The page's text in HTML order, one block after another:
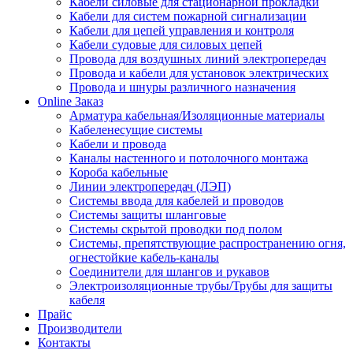
Кабели для систем пожарной сигнализации
Кабели для цепей управления и контроля
Кабели судовые для силовых цепей
Провода для воздушных линий электропередач
Провода и кабели для установок электрических
Провода и шнуры различного назначения
Online Заказ
Арматура кабельная/Изоляционные материалы
Кабеленесущие системы
Кабели и провода
Каналы настенного и потолочного монтажа
Короба кабельные
Линии электропередач (ЛЭП)
Системы ввода для кабелей и проводов
Системы защиты шланговые
Системы скрытой проводки под полом
Системы, препятствующие распространению огня,
огнестойкие кабель-каналы
Соединители для шлангов и рукавов
Электроизоляционные трубы/Трубы для защиты
кабеля
Прайс
Производители
Контакты